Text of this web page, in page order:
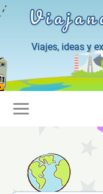
Viajes, ideas y